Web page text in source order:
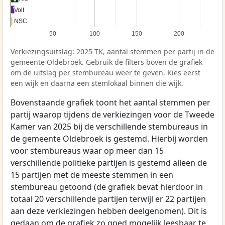
50 100 150 200
Volt
Volt
NSC
NSC
Verkiezingsuitslag: 2025-TK, aantal stemmen per partij in de
gemeente Oldebroek. Gebruik de filters boven de grafiek
om de uitslag per stembureau weer te geven. Kies eerst
een wijk en daarna een stemlokaal binnen die wijk.
Bovenstaande grafiek toont het aantal stemmen per
partij waarop tijdens de verkiezingen voor de Tweede
Kamer van 2025 bij de verschillende stembureaus in
de gemeente Oldebroek is gestemd. Hierbij worden
voor stembureaus waar op meer dan 15
verschillende politieke partijen is gestemd alleen de
15 partijen met de meeste stemmen in een
stembureau getoond (de grafiek bevat hierdoor in
totaal 20 verschillende partijen terwijl er 22 partijen
aan deze verkiezingen hebben deelgenomen). Dit is